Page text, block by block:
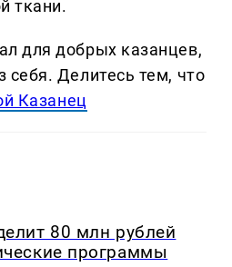
ткани.
для добрых казанцев,
себя. Делитеcь тем, что
Казанец
80 млн рублей
программы